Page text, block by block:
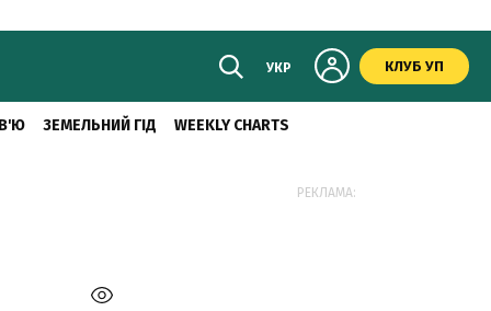
УКР КЛУБ УП
ЗЕМЕЛЬНИЙ ГІД WEEKLY CHARTS
РЕКЛАМА: